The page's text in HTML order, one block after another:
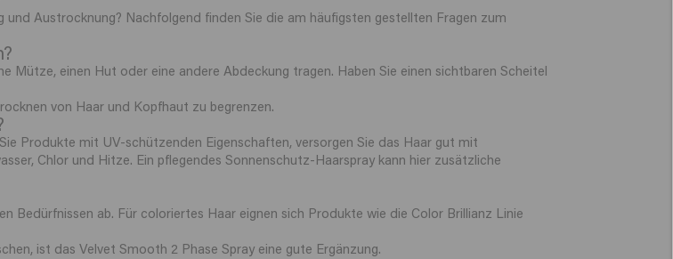
Austrocknung? Nachfolgend finden Sie die am häufigsten gestellten Fragen zum
Mütze, einen Hut oder eine andere Abdeckung tragen. Haben Sie einen sichtbaren Scheitel
von Haar und Kopfhaut zu begrenzen.
Produkte mit UV-schützenden Eigenschaften, versorgen Sie das Haar gut mit
Chlor und Hitze. Ein pflegendes Sonnenschutz-Haarspray kann hier zusätzliche
Bedürfnissen ab. Für coloriertes Haar eignen sich Produkte wie die Color Brillianz Linie
ist das Velvet Smooth 2 Phase Spray eine gute Ergänzung.